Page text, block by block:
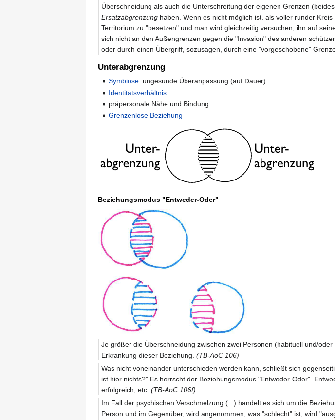
Überschneidung als auch die Unterschreitung der eigenen Grenzen
Ersatzabgrenzung haben. Wenn es nicht möglich ist, als voller runder
Territorium zu "besetzen" und man wird gleichzeitig versuchen, ihn auf
sich nicht an den Außengrenzen gegen die "Invasion" des anderen
oder durch einen Übergriff, sozusagen, durch eine "vorgeschobene"
Unterabgrenzung
Symbiose: ungesunde Überanpassung (auf Dauer)
Identitätsverhältnis
präpersonale Nähe und Bindung
Grenzenlose Beziehung
Beziehungsmodus "Entweder-Oder"
Je größer die Überschneidung zwischen zwei Personen (habituell und/
Erkrankung dieser Beziehung. (TB-AoC 106)
Was nicht voneinander unterschieden werden kann, schließt sich
ist hier nichts?" Es herrscht der Beziehungsmodus "Entweder-Oder".
erfolgreich, etc. (TB-AoC 106f)
Im Fall der psychischen Verschmelzung (...) handelt es sich um die
Person und im Gegenüber, wird angenommen, was "schlecht" ist, wird